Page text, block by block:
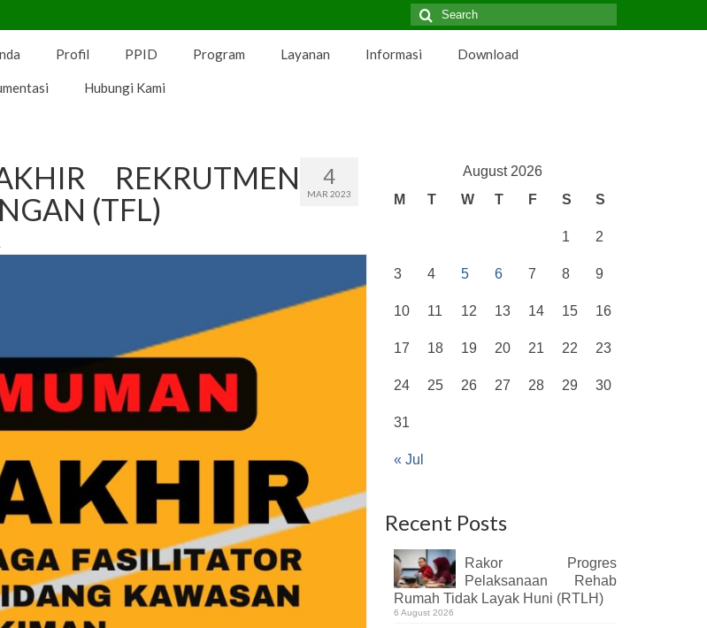
Search
for:
Profil PPID Program Layanan Informasi Download
Hubungi Kami
4
MAR 2023
REKRUTMEN
(TFL)
August 2026
M
T W T F S S
« Jul
1 2
3 4 5 6 7 8 9
10 11 12 13 14 15 16
17 18 19 20 21 22 23
24 25 26 27 28 29 30
31
Recent Posts
Rakor Progres
Pelaksanaan Rehab
Rumah Tidak Layak Huni (RTLH)
6 August 2026